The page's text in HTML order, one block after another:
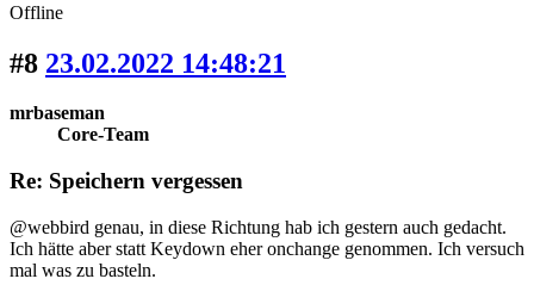
Offline
#8 23.02.2022 14:48:21
mrbaseman
Core-Team
Re: Speichern vergessen
@webbird genau, in diese Richtung hab ich gestern auch gedacht.
Ich hätte aber statt Keydown eher onchange genommen. Ich versuch
mal was zu basteln.